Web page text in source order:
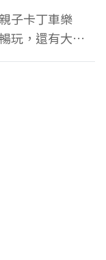
子卡丁車樂
玩，還有大螢